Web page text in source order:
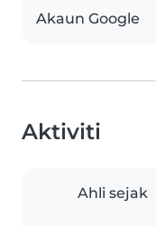
Akaun Google
Aktiviti
Ahli sejak